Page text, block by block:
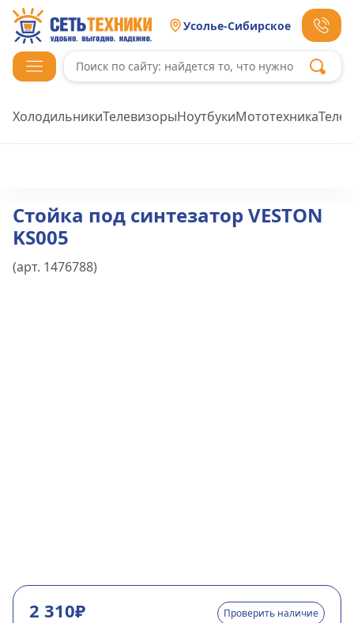
Усолье-Сибирское
ХолодильникиТелевизорыНоутбукиМототехника
Стойка под синтезатор VESTON
KS005
(арт. 1476788)
2 310₽ Проверить наличие